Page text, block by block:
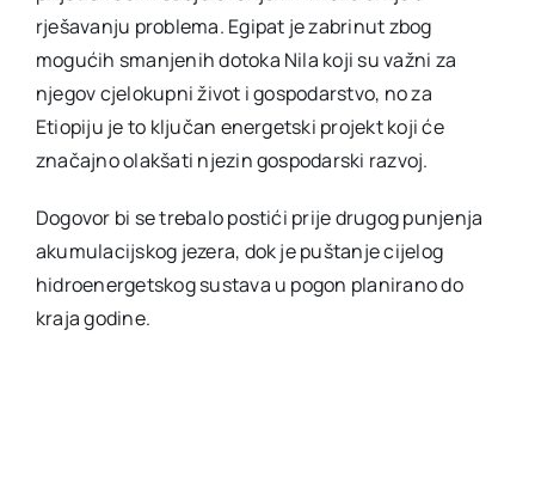
rješavanju problema. Egipat je zabrinut zbog
mogućih smanjenih dotoka Nila koji su važni za
njegov cjelokupni život i gospodarstvo, no za
Etiopiju je to ključan energetski projekt koji će
značajno olakšati njezin gospodarski razvoj.
Dogovor bi se trebalo postići prije drugog punjenja
akumulacijskog jezera, dok je puštanje cijelog
hidroenergetskog sustava u pogon planirano do
kraja godine.